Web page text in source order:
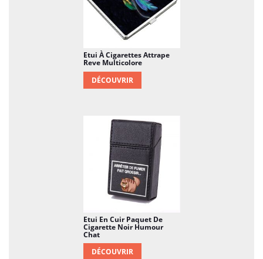
Etui À Cigarettes Attrape
Reve Multicolore
DÉCOUVRIR
Etui En Cuir Paquet De
Cigarette Noir Humour
Chat
DÉCOUVRIR